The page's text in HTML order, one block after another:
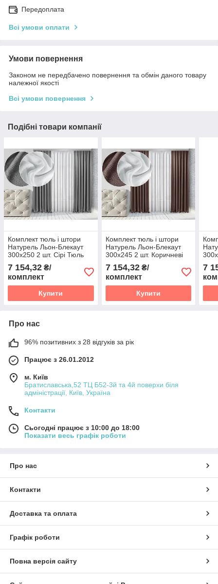
Передоплата
Всі умови оплати
Умови повернення
Законом не передбачено повернення та обмін даного товару
належної якості
Всі умови повернення
Подібні товари компанії
Комплект тюль і штори
Натурель Льон-Блекаут
300х250 2 шт. Сірі Тюль
Льон Лайт 800х250 Білий
7 154,32 ₴/
комплект
Купити
Комплект тюль і штори
Натурель Льон-Блекаут
300х245 2 шт. Коричневі
Тюль Льон Лайт 800х245
Білий
7 154,32₴/
комплект
Купити
7
Про нас
96% позитивних з 28 відгуків за рік
Працює з 26.01.2012
м. Київ
Братиславська,52 ТЦ Б52-3й та 4й поверхи біля
адміністрації, Київ, Україна
Контакти
Сьогодні працює з 10:00 до 18:00
Показати весь графік роботи
Про нас
Контакти
Доставка та оплата
Графік роботи
Повна версія сайту